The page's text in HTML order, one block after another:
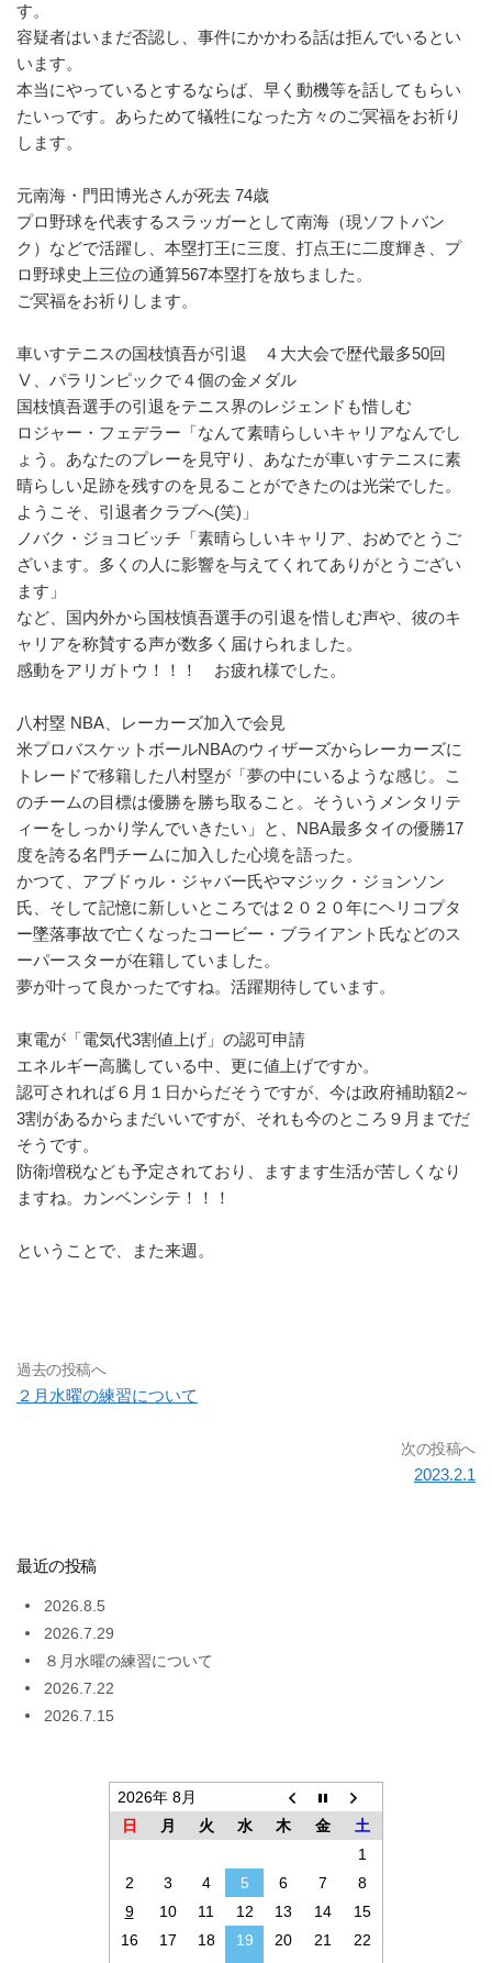
す。
容疑者はいまだ否認し、事件にかかわる話は拒んでいるとい
います。
本当にやっているとするならば、早く動機等を話してもらい
たいっです。あらためて犠牲になった方々のご冥福をお祈り
します。
元南海・門田博光さんが死去 74歳
プロ野球を代表するスラッガーとして南海（現ソフトバン
ク）などで活躍し、本塁打王に三度、打点王に二度輝き、プ
ロ野球史上三位の通算567本塁打を放ちました。
ご冥福をお祈りします。
車いすテニスの国枝慎吾が引退 ４大大会で歴代最多50回
Ⅴ、パラリンピックで４個の金メダル
国枝慎吾選手の引退をテニス界のレジェンドも惜しむ
ロジャー・フェデラー「なんて素晴らしいキャリアなんでし
ょう。あなたのプレーを見守り、あなたが車いすテニスに素
晴らしい足跡を残すのを見ることができたのは光栄でした。
ようこそ、引退者クラブへ(笑)」
ノバク・ジョコビッチ「素晴らしいキャリア、おめでとうご
ざいます。多くの人に影響を与えてくれてありがとうござい
ます」
など、国内外から国枝慎吾選手の引退を惜しむ声や、彼のキ
ャリアを称賛する声が数多く届けられました。
感動をアリガトウ！！！ お疲れ様でした。
八村塁 NBA、レーカーズ加入で会見
米プロバスケットボールNBAのウィザーズからレーカーズに
トレードで移籍した八村塁が「夢の中にいるような感じ。こ
のチームの目標は優勝を勝ち取ること。そういうメンタリテ
ィーをしっかり学んでいきたい」と、NBA最多タイの優勝17
度を誇る名門チームに加入した心境を語った。
かつて、アブドゥル・ジャバー氏やマジック・ジョンソン
氏、そして記憶に新しいところでは２０２０年にヘリコプタ
ー墜落事故で亡くなったコービー・ブライアント氏などのス
ーパースターが在籍していました。
夢が叶って良かったですね。活躍期待しています。
東電が「電気代3割値上げ」の認可申請
エネルギー高騰している中、更に値上げですか。
認可されれば６月１日からだそうですが、今は政府補助額2～
3割があるからまだいいですが、それも今のところ９月までだ
そうです。
防衛増税なども予定されており、ますます生活が苦しくなり
ますね。カンベンシテ！！！
ということで、また来週。
過去の投稿へ
２月水曜の練習について
次の投稿へ
2023.2.1
最近の投稿
2026.8.5
2026.7.29
８月水曜の練習について
2026.7.22
2026.7.15
2026年 8月
日
月 火 水 木 金
土
1
2
3 4 5 6 7
8
9
10 11 12 13 14
15
16
17 18 19 20 21
22